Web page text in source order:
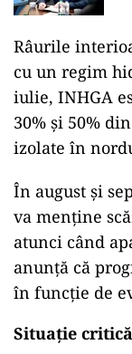
Râurile
cu un regim
iulie, INHGA
30% și 50%
izolate în
În august și
va menține
atunci când
anunță că
în funcție de
Situație